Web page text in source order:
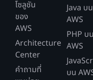
โซลูชัน
ของ
AWS
Architecture
Center
คำถามที่
Java บน
AWS
PHP บน
AWS
บน